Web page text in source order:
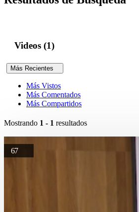
Videos (1)
Más Recientes
Más Vistos
Más Comentados
Más Compartidos
Mostrando 1 - 1 resultados
67